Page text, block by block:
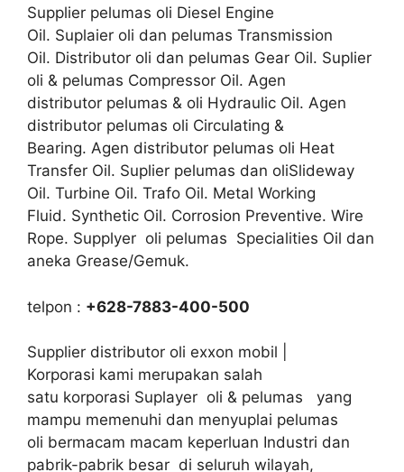
Supplier pelumas oli Diesel Engine
Oil. Suplaier oli dan pelumas Transmission
Oil. Distributor oli dan pelumas Gear Oil. Suplier
oli & pelumas Compressor Oil. Agen
distributor pelumas & oli Hydraulic Oil. Agen
distributor pelumas oli Circulating &
Bearing. Agen distributor pelumas oli Heat
Transfer Oil. Suplier pelumas dan oliSlideway
Oil. Turbine Oil. Trafo Oil. Metal Working
Fluid. Synthetic Oil. Corrosion Preventive. Wire
Rope. Supplyer oli pelumas Specialities Oil dan
aneka Grease/Gemuk.
telpon : +628-7883-400-500
Supplier distributor oli exxon mobil |
Korporasi kami merupakan salah
satu korporasi Suplayer oli & pelumas yang
mampu memenuhi dan menyuplai pelumas
oli bermacam macam keperluan Industri dan
pabrik-pabrik besar di seluruh wilayah,